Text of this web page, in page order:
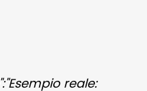
reale: